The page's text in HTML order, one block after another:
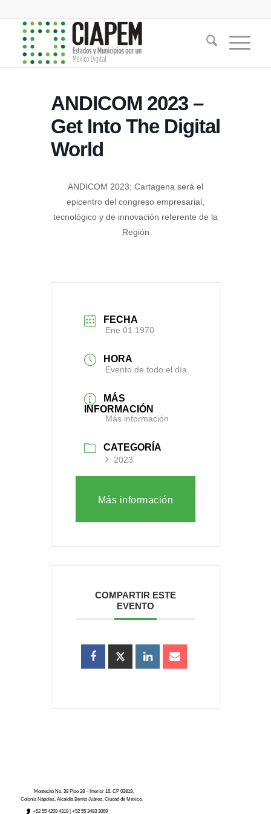
ANDICOM 2023 –
Get Into The Digital
World
ANDICOM 2023: Cartagena será el
epicentro del congreso empresarial,
tecnológico y de innovación referente de la
Región
FECHA
Ene 01 1970
HORA
Evento de todo el día
MÁS
INFORMACIÓN
Más información
CATEGORÍA
2023
Más información
COMPARTIR ESTE
EVENTO
Montecito No. 38 Piso 28 – Interior 16, CP 03819,
Colonia Nápoles, Alcaldía Benito Juárez, Ciudad de México.
+52 55 4209 4319 | +52 55 3483 3069